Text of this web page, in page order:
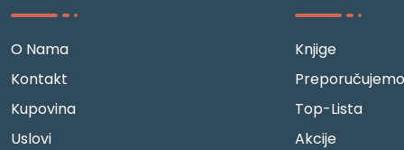
O Nama
Kontakt
Kupovina
Uslovi
Knjige
Preporučujemo
Top-Lista
Akcije